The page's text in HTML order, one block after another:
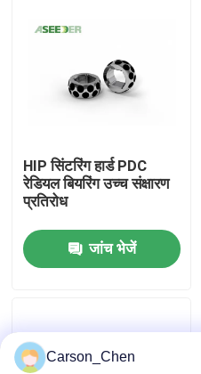
घर
कारखाना भ्रमण
गुणवत्ता नियंत्रण
एक उद्धरण की विनती करे
HIP सिंटरिंग हार्ड PDC
रेडियल बियरिंग उच्च संक्षारण
प्रतिरोध
जांच भेजें
Carson_Chen